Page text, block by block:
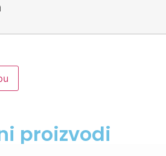
proizvodi